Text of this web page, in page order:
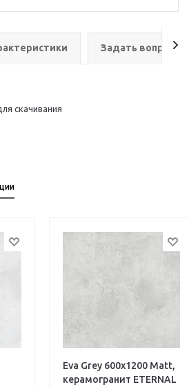
Задать вопрос
скачивания
Eva Grey 600х1200 Matt,
керамогранит ETERNAL